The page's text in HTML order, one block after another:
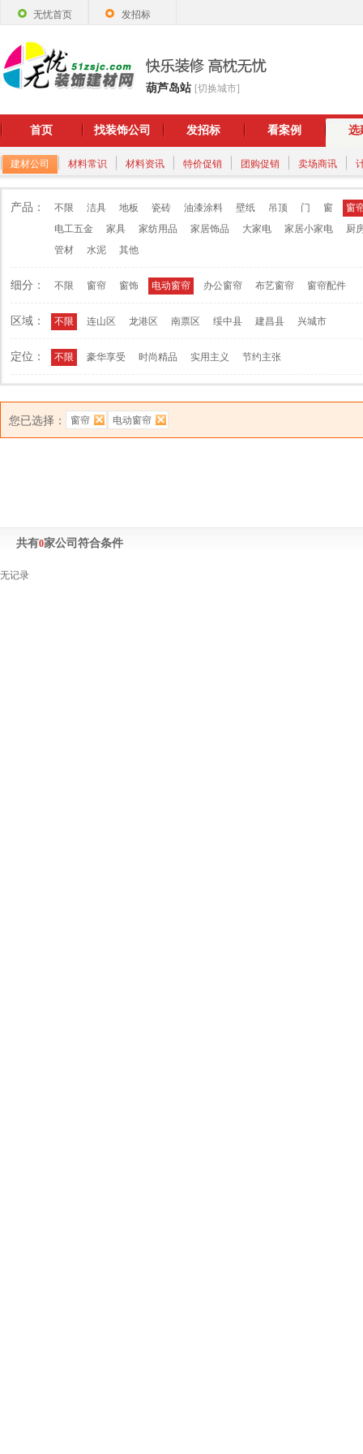
无忧首页 发招标
葫芦岛站 [切换城市]
首页 找装饰公司 发招标 看案例 选
建材公司 材料常识 材料资讯 特价促销 团购促销 卖场商讯
产品： 不限 洁具 地板 瓷砖 油漆涂料 壁纸 吊顶 门 窗
窗
电工五金
家具 家纺用品 家居饰品 大家电 家居小家电
厨
管材
水泥 其他
细分： 不限 窗帘 窗饰 电动窗帘 办公窗帘 布艺窗帘 窗帘配件
区域： 不限 连山区 龙港区 南票区 绥中县 建昌县 兴城市
定位： 不限 豪华享受 时尚精品 实用主义 节约主张
您已选择： 窗帘 电动窗帘
共有0家公司符合条件
无记录